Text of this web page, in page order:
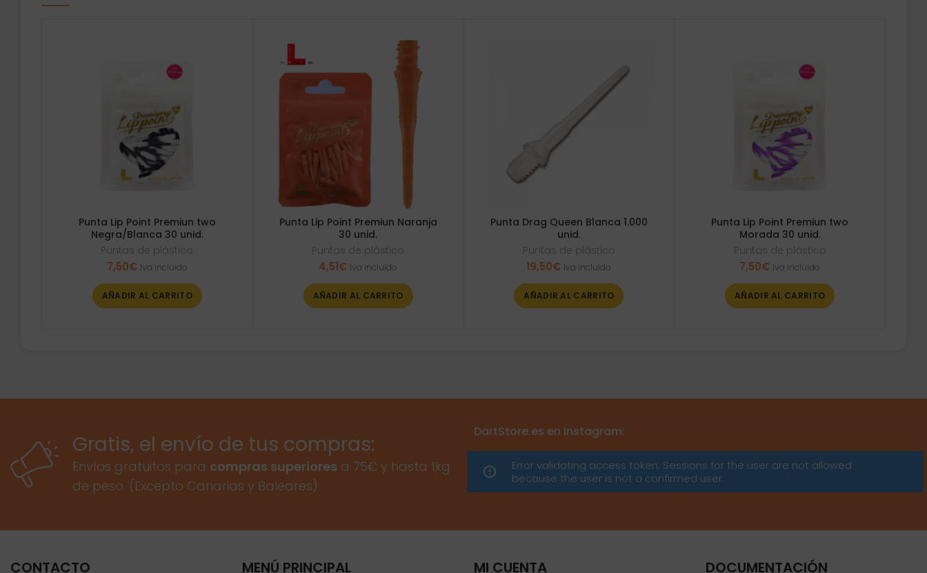
Punta Lip Point Premiun two
Negra/Blanca 30 unid.
Puntas de plástico
7,50€ Iva incluido
AÑADIR AL CARRITO
Punta Lip Point Premiun Naranja
30 unid.
Puntas de plástico
4,51€ Iva incluido
AÑADIR AL CARRITO
Punta Drag Queen Blanca 1.000
unid.
Puntas de plástico
19,50€ Iva incluido
AÑADIR AL CARRITO
Punta Lip Point Premiun two
Morada 30 unid.
Puntas de plástico
7,50€ Iva incluido
AÑADIR AL CARRITO
Gratis, el envío de tus compras:
Envíos gratuitos para compras superiores a 75€ y hasta 1kg
de peso. (Excepto Canarias y Baleares)
DartStore.es en Instagram:
Error validating access token: Sessions for the user are not allowed
because the user is not a confirmed user.
CONTACTO MENÚ PRINCIPAL MI CUENTA DOCUMENTACIÓN